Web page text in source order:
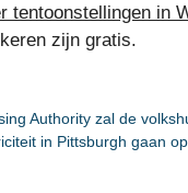
tentoonstellingen in
zijn gratis.
Authority zal de
in Pittsburgh gaan